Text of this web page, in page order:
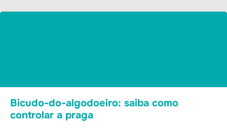
Bicudo-do-algodoeiro: saiba como
controlar a praga